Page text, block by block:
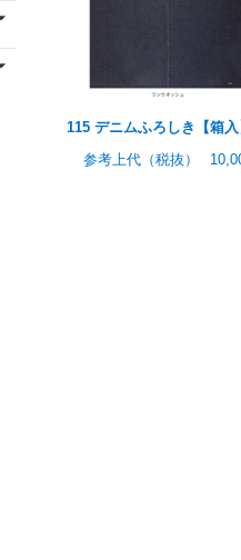
115 デニムふろしき【箱入
参考上代（税抜）